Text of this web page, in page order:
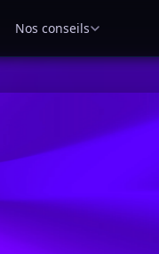
Nos conseils